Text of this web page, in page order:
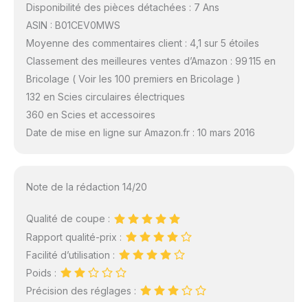
Disponibilité des pièces détachées : 7 Ans
ASIN : B01CEV0MWS
Moyenne des commentaires client : 4,1 sur 5 étoiles
Classement des meilleures ventes d’Amazon : 99 115 en
Bricolage ( Voir les 100 premiers en Bricolage )
132 en Scies circulaires électriques
360 en Scies et accessoires
Date de mise en ligne sur Amazon.fr : 10 mars 2016
Note de la rédaction 14/20
Qualité de coupe :
Rapport qualité-prix :
Facilité d’utilisation :
Poids :
Précision des réglages :